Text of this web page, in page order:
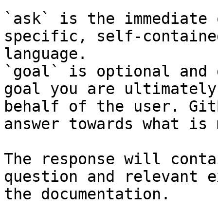
`ask` is the
specific, self-
language.
`goal` is optional and
goal you are
behalf of the user.
answer towards what
The response will
question and relevant
the documentation.